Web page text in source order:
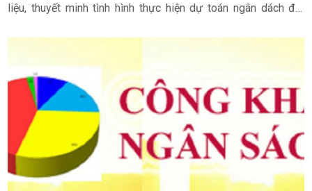
liệu, thuyết minh tình hình thực hiện dự toán ngân dách địa